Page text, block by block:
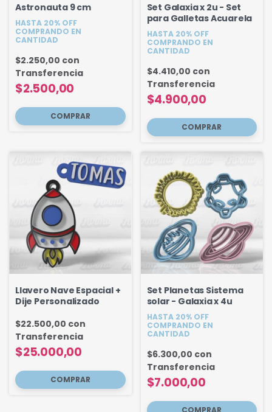
Astronauta 9 cm
HASTA 20% OFF
COMPRANDO EN
CANTIDAD
$2.500,00
$2.250,00 con
Transferencia
Set Galaxia x 2u - Set
para Galletas Acuarela
HASTA 20% OFF
COMPRANDO EN
CANTIDAD
$4.900,00
$4.410,00 con
Transferencia
Llavero Nave Espacial +
Dije Personalizado
$25.000,00
$22.500,00 con
Transferencia
Set Planetas Sistema
solar - Galaxia x 4u
HASTA 20% OFF
COMPRANDO EN
CANTIDAD
$7.000,00
$6.300,00 con
Transferencia